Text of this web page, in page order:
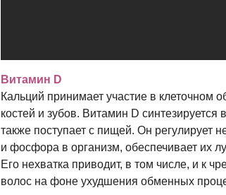
Витамин D
Кальций принимает участие в клеточном
костей и зубов. Витамин D
также поступает с пищей. Он регулирует
и фосфора в организм, обеспечивает их
Его нехватка приводит, в том числе, и к
волос на фоне ухудшения обменных